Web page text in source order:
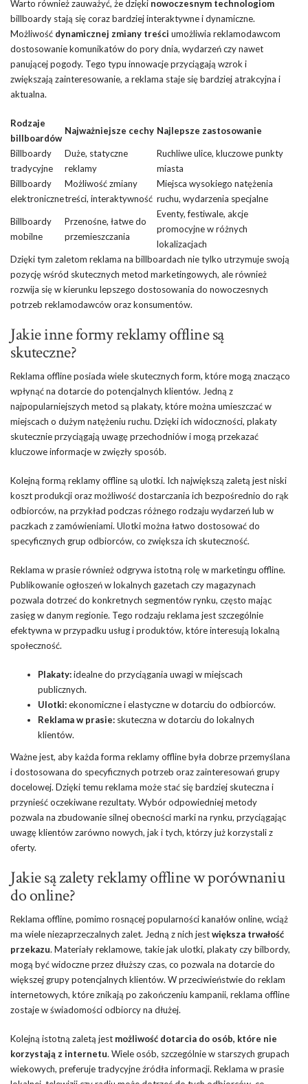
Warto również zauważyć, że dzięki nowoczesnym technologiom
billboardy stają się coraz bardziej interaktywne i dynamiczne.
Możliwość dynamicznej zmiany treści umożliwia reklamodawcom
dostosowanie komunikatów do pory dnia, wydarzeń czy nawet
panującej pogody. Tego typu innowacje przyciągają wzrok i
zwiększają zainteresowanie, a reklama staje się bardziej atrakcyjna i
aktualna.
Rodzaje
billboardów
Najważniejsze cechy Najlepsze zastosowanie
Billboardy
tradycyjne
Duże, statyczne
reklamy
Ruchliwe ulice, kluczowe punkty
miasta
Billboardy
elektroniczne
Możliwość zmiany
treści, interaktywność
Miejsca wysokiego natężenia
ruchu, wydarzenia specjalne
Billboardy
mobilne
Przenośne, łatwe do
przemieszczania
Eventy, festiwale, akcje
promocyjne w różnych
lokalizacjach
Dzięki tym zaletom reklama na billboardach nie tylko utrzymuje swoją
pozycję wśród skutecznych metod marketingowych, ale również
rozwija się w kierunku lepszego dostosowania do nowoczesnych
potrzeb reklamodawców oraz konsumentów.
Jakie inne formy reklamy offline są
skuteczne?
Reklama offline posiada wiele skutecznych form, które mogą znacząco
wpłynąć na dotarcie do potencjalnych klientów. Jedną z
najpopularniejszych metod są plakaty, które można umieszczać w
miejscach o dużym natężeniu ruchu. Dzięki ich widoczności, plakaty
skutecznie przyciągają uwagę przechodniów i mogą przekazać
kluczowe informacje w zwięzły sposób.
Kolejną formą reklamy offline są ulotki. Ich największą zaletą jest niski
koszt produkcji oraz możliwość dostarczania ich bezpośrednio do rąk
odbiorców, na przykład podczas różnego rodzaju wydarzeń lub w
paczkach z zamówieniami. Ulotki można łatwo dostosować do
specyficznych grup odbiorców, co zwiększa ich skuteczność.
Reklama w prasie również odgrywa istotną rolę w marketingu offline.
Publikowanie ogłoszeń w lokalnych gazetach czy magazynach
pozwala dotrzeć do konkretnych segmentów rynku, często mając
zasięg w danym regionie. Tego rodzaju reklama jest szczególnie
efektywna w przypadku usług i produktów, które interesują lokalną
społeczność.
Plakaty:idealne do przyciągania uwagi w miejscach
publicznych.
Ulotki:ekonomiczne i elastyczne w dotarciu do odbiorców.
Reklama w prasie: skuteczna w dotarciu do lokalnych
klientów.
Ważne jest, aby każda forma reklamy offline była dobrze przemyślana
i dostosowana do specyficznych potrzeb oraz zainteresowań grupy
docelowej. Dzięki temu reklama może stać się bardziej skuteczna i
przynieść oczekiwane rezultaty. Wybór odpowiedniej metody
pozwala na zbudowanie silnej obecności marki na rynku, przyciągając
uwagę klientów zarówno nowych, jak i tych, którzy już korzystali z
oferty.
Jakie są zalety reklamy offline w porównaniu
do online?
Reklama offline, pomimo rosnącej popularności kanałów online, wciąż
ma wiele niezaprzeczalnych zalet. Jedną z nich jestwiększa trwałość
przekazu. Materiały reklamowe, takie jak ulotki, plakaty czy bilbordy,
mogą być widoczne przez dłuższy czas, co pozwala na dotarcie do
większej grupy potencjalnych klientów. W przeciwieństwie do reklam
internetowych, które znikają po zakończeniu kampanii, reklama offline
zostaje w świadomości odbiorcy na dłużej.
Kolejną istotną zaletą jest możliwość dotarcia do osób, które nie
korzystają z internetu. Wiele osób, szczególnie w starszych grupach
wiekowych, preferuje tradycyjne źródła informacji. Reklama w prasie